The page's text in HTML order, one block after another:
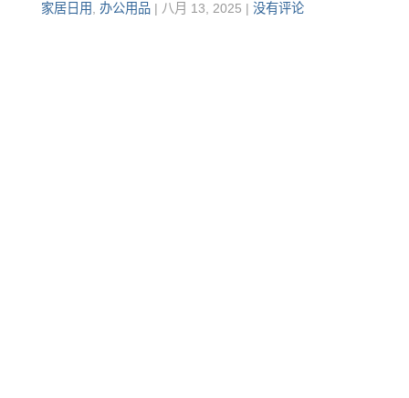
家居日用, 办公用品| 八月 13, 2025 | 没有评论